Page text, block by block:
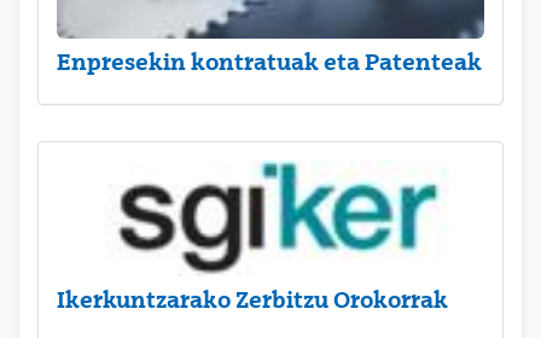
Enpresekin kontratuak eta Patenteak
Ikerkuntzarako Zerbitzu Orokorrak